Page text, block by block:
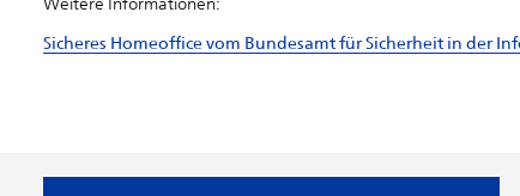
Sicheres Homeoffice vom Bundesamt für Sicherheit in der